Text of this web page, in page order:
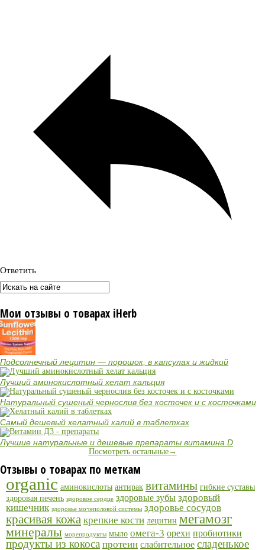
Ответить
Мои отзывы о товарах iHerb
Подсолнечный лецитин — порошок, в капсулах и жидкий
Лучший аминокислотный хелат кальция
Натуральный сушеный чернослив без косточек и с косточками
Самый дешевый хелатный калий в таблетках
Лучшие натуральные и дешевые препараты витамина D
Посмотреть остальные→
Отзывы о товарах по меткам
organic аминокислоты антирак витамины гибкие суставы
здоровая печень здоровое сердце здоровые зубы здоровый
кишечник здоровье мочеполовой системы здоровье сосудов
красивая кожа крепкие кости лецитин мегамозг
минералы морепродукты мыло омега-3 орехи пробиотики
продукты из кокоса протеин слабительное сладенькое